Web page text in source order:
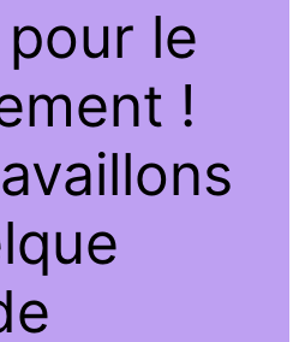
le
!